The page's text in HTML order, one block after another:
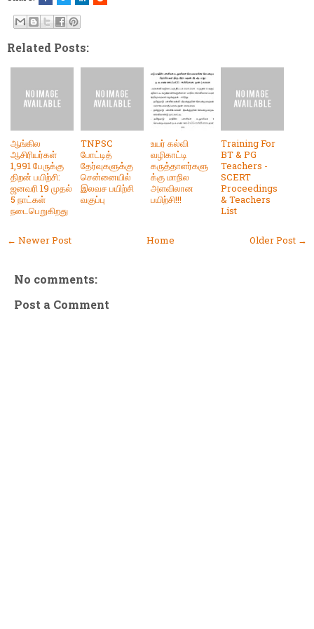
Related Posts:
ஆங்கில
ஆசிரியர்கள்
1,991 பேருக்கு
திறன் பயிற்சி:
ஜனவரி 19 முதல்
5 நாட்கள்
நடைபெறுகிறது
TNPSC
போட்டித்
தேர்வுகளுக்கு
சென்னையில்
இலவச பயிற்சி
வகுப்பு
உயர் கல்வி
வழிகாட்டி
கருத்தாளர்களு
க்கு மாநில
அளவிலான
பயிற்சி!!!
Training For
BT & PG
Teachers -
SCERT
Proceedings
& Teachers
List
← Newer Post Older Post →
Home
No comments:
Post a Comment